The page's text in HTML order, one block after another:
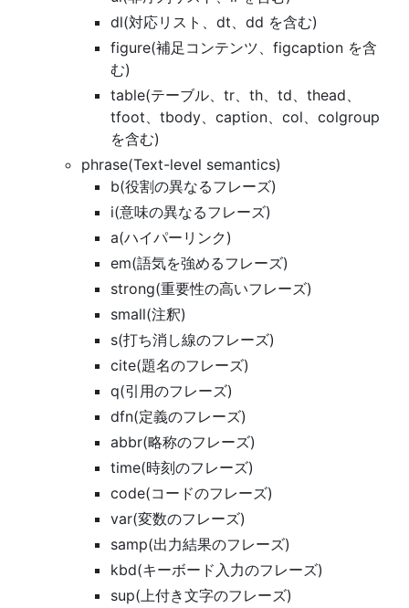
dl(対応リスト、dt、dd を含む)
figure(補足コンテンツ、figcaption を含
む)
table(テーブル、tr、th、td、thead、
tfoot、tbody、caption、col、colgroup
を含む)
phrase(Text-level semantics)
b(役割の異なるフレーズ)
i(意味の異なるフレーズ)
a(ハイパーリンク)
em(語気を強めるフレーズ)
strong(重要性の高いフレーズ)
small(注釈)
s(打ち消し線のフレーズ)
cite(題名のフレーズ)
q(引用のフレーズ)
dfn(定義のフレーズ)
abbr(略称のフレーズ)
time(時刻のフレーズ)
code(コードのフレーズ)
var(変数のフレーズ)
samp(出力結果のフレーズ)
kbd(キーボード入力のフレーズ)
sup(上付き文字のフレーズ)